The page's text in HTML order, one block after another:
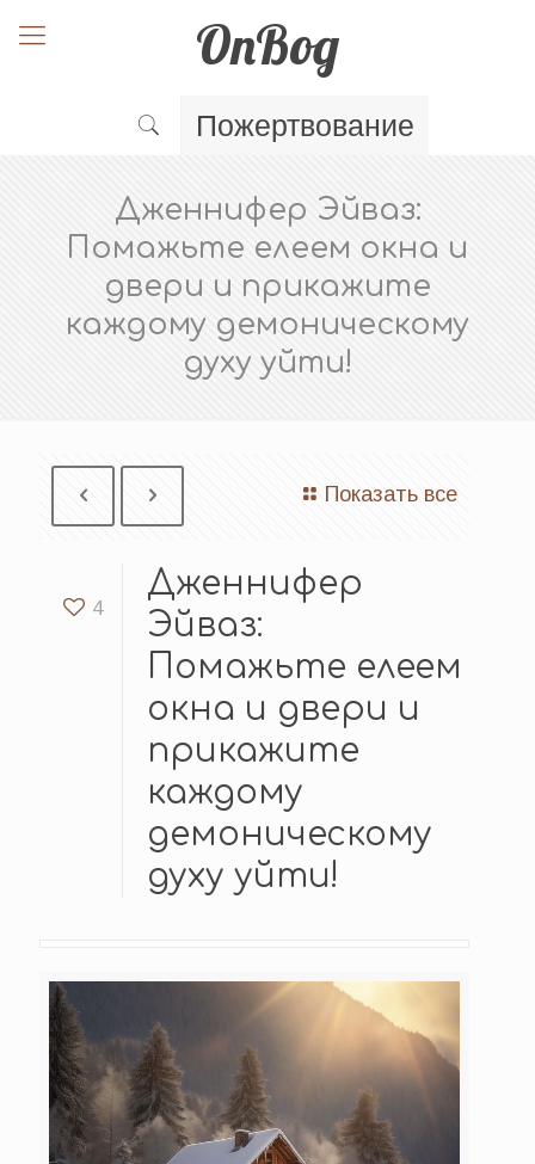
OnBog
Пожертвование
Дженнифер Эйваз:
Помажьте елеем окна и
двери и прикажите
каждому демоническому
духу уйти!
Показать все
4
Дженнифер
Эйваз:
Помажьте елеем
окна и двери и
прикажите
каждому
демоническому
духу уйти!